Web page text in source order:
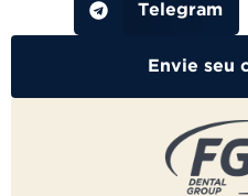
Telegram
Envie seu